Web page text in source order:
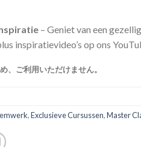
– Geniet van een
inspiratievideo’s op ons
、ご利用いただけません。
,Exclusieve Cursussen,Master